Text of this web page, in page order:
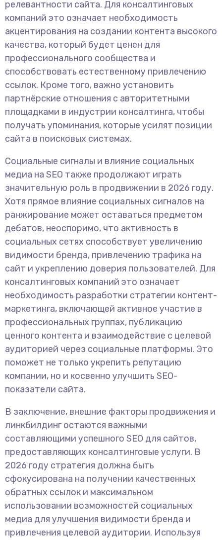
релевантности сайта. Для консалтинговых
компаний это означает необходимость
акцентирования на создании контента высокого
качества, который будет ценен для
профессионального сообщества и
способствовать естественному привлечению
ссылок. Кроме того, важно установить
партнёрские отношения с авторитетными
площадками в индустрии консалтинга, чтобы
получать упоминания, которые усилят позиции
сайта в поисковых системах.
Социальные сигналы и влияние социальных
медиа на SEO также продолжают играть
значительную роль в продвижении в 2026 году.
Хотя прямое влияние социальных сигналов на
ранжирование может оставаться предметом
дебатов, неоспоримо, что активность в
социальных сетях способствует увеличению
видимости бренда, привлечению трафика на
сайт и укреплению доверия пользователей. Для
консалтинговых компаний это означает
необходимость разработки стратегии контент-
маркетинга, включающей активное участие в
профессиональных группах, публикацию
ценного контента и взаимодействие с целевой
аудиторией через социальные платформы. Это
поможет не только укрепить репутацию
компании, но и косвенно улучшить SEO-
показатели сайта.
В заключение, внешние факторы продвижения и
линкбилдинг остаются важными
составляющими успешного SEO для сайтов,
предоставляющих консалтинговые услуги. В
2026 году стратегия должна быть
сфокусирована на получении качественных
обратных ссылок и максимальном
использовании возможностей социальных
медиа для улучшения видимости бренда и
привлечения целевой аудитории. Используя